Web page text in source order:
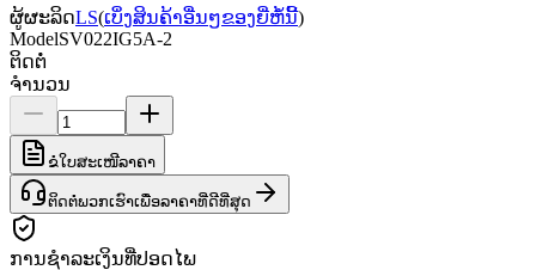
ຜູ້ຜະລິດLS(ເບິ່ງສິນຄ້າອື່ນໆຂອງຍີ່ຫໍ້ນີ້)
ModelSV022IG5A-2
ຕິດຕໍ່
ຈຳນວນ
ຂໍໃບສະເໜີລາຄາ
ຕິດຕໍ່ພວກເຮົາເພື່ອລາຄາທີ່ດີທີ່ສຸດ
ການຊຳລະເງິນທີ່ປອດໄພ